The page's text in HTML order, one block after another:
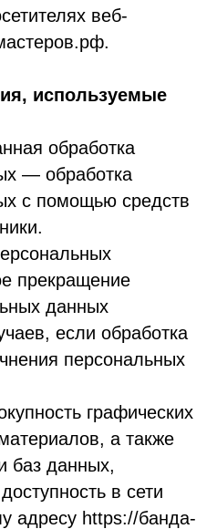
веб-
используемые
обработка
— обработка
с помощью средств
прекращение
данных
если обработка
персональных
графических
а также
баз данных,
в сети
адресу https://банда-